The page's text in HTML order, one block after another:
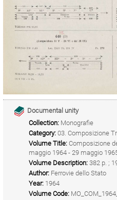
Documental unity
Collection: Monografie
Category: 03. Composizione
Volume Title: Composizione
maggio 1964 - 29 maggio
Volume Description: 382 p. ;
Author: Ferrovie dello Stato
Year: 1964
Volume Code: